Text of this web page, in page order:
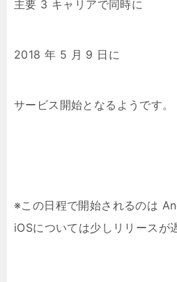
主要 3 キャリアで同時に
2018 年 5 月 9 日に
サービス開始となるようです。
※この日程で開始されるのは
iOSについては少しリリースが